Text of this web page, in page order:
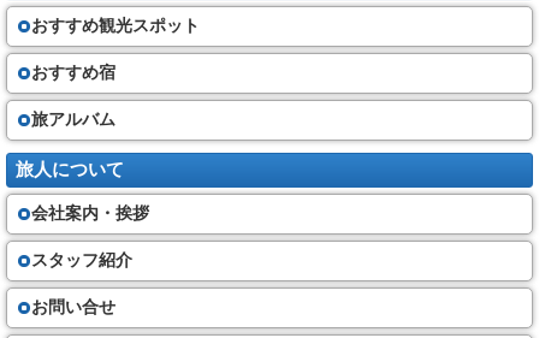
（６）旅行契約は、当社が契約の締結を承諾し、旅行代金を受領した時に
成立するものとします。
①当社は、旅行契約が成立した場合は速やかに、旅行日程、旅行サービス
の内容、旅行代金その他の旅行条件及び当社の責任に関する事項を記載し
た書面（以下「契約書面」という）を お客さまにお渡します。
②契約書面で、確定された旅行日程又は運送若しくは宿泊機関の名称が記
載できない場合には、これらの確定状況を記載した書面（最終日程表）
（以下「確定書面」という）を旅行開始日の前日までに交付いたします。
但し、旅行開始日の前日から起算してさかのぼって７日前に当る日以降に
旅行契約の申込みがなされた場合は、旅行開始日当日に確定書面を交付す
る場合があります。また、交付期日前であってもお問い合わせいただけれ
ば当社は手配状況についてご説明いたします。
お客様の交替
（７）お客さまは、当社の承諾を得て、契約上の地位を第三者に譲り渡す
ことができます。場合によっては、所定の手数料を頂く事がございます。
おすすめ観光スポット
おすすめ宿
旅アルバム
旅人について
会社案内・挨拶
スタッフ紹介
お問い合せ